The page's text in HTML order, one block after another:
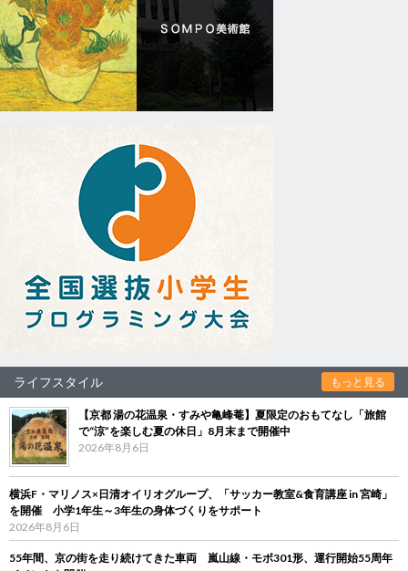
ライフスタイル もっと見る
【京都 湯の花温泉・すみや亀峰菴】夏限定のおもてなし「旅館
で“涼”を楽しむ夏の休日」8月末まで開催中
2026年8月6日
横浜F・マリノス×日清オイリオグループ、「サッカー教室&食育講座 in 宮崎」
を開催 小学1年生～3年生の身体づくりをサポート
2026年8月6日
55年間、京の街を走り続けてきた車両 嵐山線・モボ301形、運行開始55周年